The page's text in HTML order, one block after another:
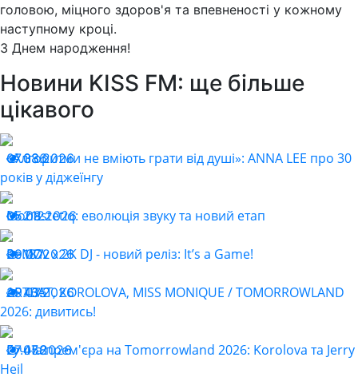
головою, міцного здоров'я та впевненості у кожному
наступному кроці.
З Днем народження!
Новини KISS FM: ще більше
цікавого
07.08.2026
336
«Алгоритми не вміють грати від душі»: ANNA LEE про 30
років у діджеїнгу
05.08.2026
212
Monastetiq: еволюція звуку та новий етап
29.07.2026
187
ReMOv x 2K DJ - новий реліз: It’s a Game!
29.07.2026
435
ARTBAT, KOROLOVA, MISS MONIQUE / TOMORROWLAND
2026: дивитись!
27.07.2026
458
Гучна прем'єра на Tomorrowland 2026: Korolova та Jerry
Heil